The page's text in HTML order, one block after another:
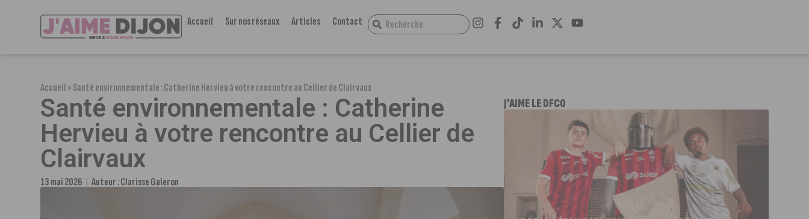
Accueil Sur nos réseaux Articles Contact
Accueil»Santé environnementale : Catherine Hervieu à votre rencontre au Cellier de Clairvaux
Santé environnementale : Catherine
Hervieu à votre rencontre au Cellier de
Clairvaux
13 mai 2026 Auteur :Clarisse Galeron
J'AIME LE DFCO